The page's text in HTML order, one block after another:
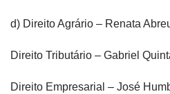
d) Direito Agrário – Renata
Direito Tributário – Gabriel
Direito Empresarial – José